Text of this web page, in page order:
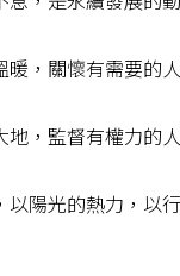
下午衝台北看
專家揭存放牛
市阿伯持2把
暖，關懷有需要的
地，監督有權力的
以陽光的熱力，以